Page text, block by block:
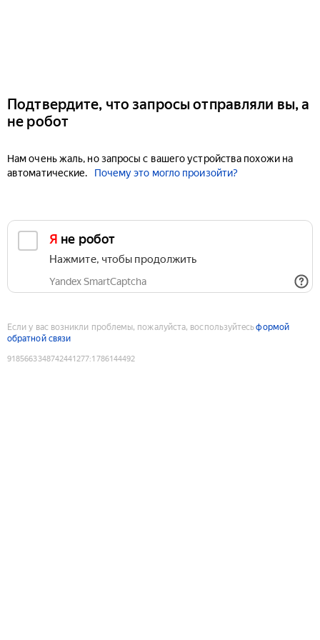
Подтвердите, что запросы отправляли вы, а
не робот
Нам очень жаль, но запросы с вашего устройства похожи на
автоматические.
Почему это могло произойти?
Я не робот
Нажмите, чтобы продолжить
Yandex SmartCaptcha
Если у вас возникли проблемы, пожалуйста, воспользуйтесьформой
обратной связи
9185663348742441277:1786144492